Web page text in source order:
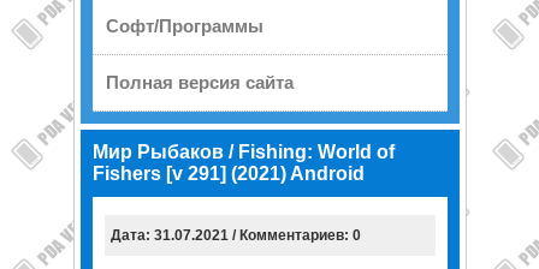
Софт/Программы
Полная версия сайта
Мир Рыбаков / Fishing: World of
Fishers [v 291] (2021) Android
Дата: 31.07.2021 / Комментариев: 0